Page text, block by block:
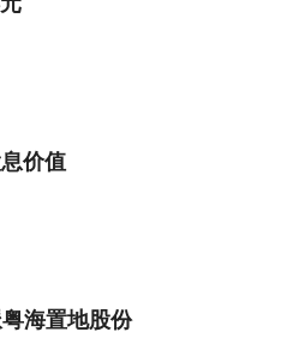
价值
海置地股份